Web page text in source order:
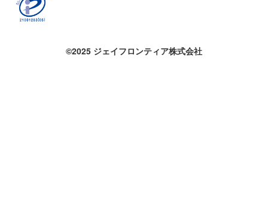
©2025 ジェイフロンティア株式会社